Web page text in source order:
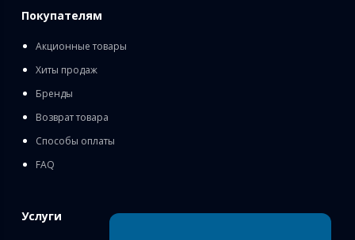
Покупателям
Акционные товары
Хиты продаж
Бренды
Возврат товара
Способы оплаты
FAQ
Услуги